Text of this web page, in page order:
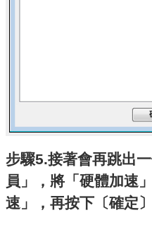
步驟5.接著會再跳出
員」，將「硬體加速
速」，再按下〔確定〕